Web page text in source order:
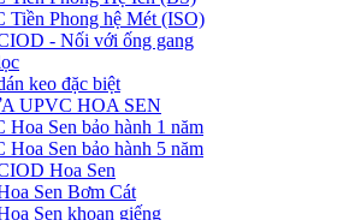
Tiền Phong hệ Mét (ISO)
- Nối với ống gang
keo đặc biệt
UPVC HOA SEN
Hoa Sen bảo hành 1 năm
Hoa Sen bảo hành 5 năm
Hoa Sen
Sen Bơm Cát
Sen khoan giếng